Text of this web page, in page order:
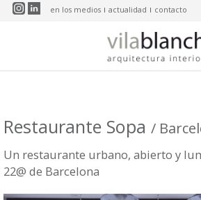
Pasar al contenido principal
en los medios actualidad contacto
Restaurante Sopa /
Un restaurante urbano, abierto y
22@ de Barcelona